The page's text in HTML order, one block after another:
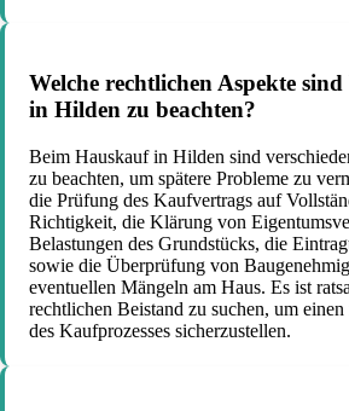
Welche rechtlichen Aspekte
in Hilden zu beachten?
Beim Hauskauf in Hilden sind
zu beachten, um spätere Probleme zu
die Prüfung des Kaufvertrags auf
Richtigkeit, die Klärung von
Belastungen des Grundstücks, die
sowie die Überprüfung von
eventuellen Mängeln am Haus. Es ist
rechtlichen Beistand zu suchen, um
des Kaufprozesses sicherzustellen.